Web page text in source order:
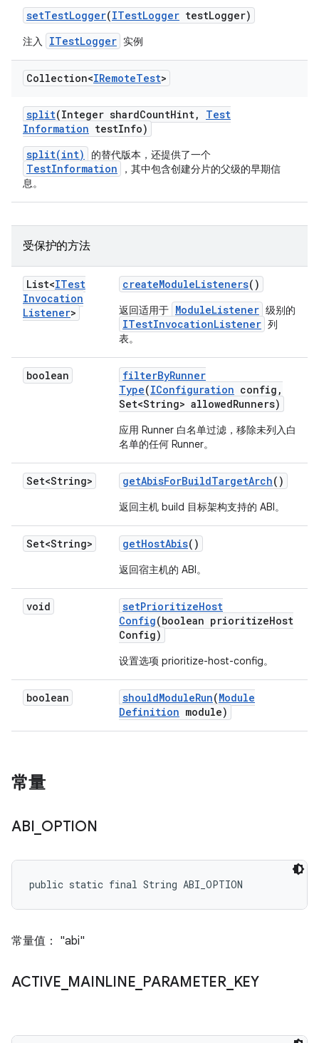
setTestLogger(ITestLogger testLogger)
注入 ITestLogger 实例
Collection<IRemoteTest>
split(Integer shardCountHint,
Test
Information testInfo)
split(int)
的替代版本，还提供了一个
TestInformation
，其中包含创建分片的父级的早期信
息。
受保护的方法
List<ITest
Invocation
Listener>
createModuleListeners()
返回适用于 ModuleListener 级别的
ITestInvocationListener 列
表。
boolean filterByRunner
Type(IConfiguration config ,
Set<String> allowedRunners)
应用 Runner 白名单过滤，移除未列入白
名单的任何 Runner。
Set<String> getAbisForBuildTargetArch()
返回主机 build 目标架构支持的 ABI。
Set<String> getHostAbis()
返回宿主机的 ABI。
void setPrioritizeHost
Config(boolean prioritizeHost
Config)
设置选项 prioritize-host-config。
boolean shouldModuleRun(Module
Definition module)
常量
ABI OPTION
public static final String ABI_OPTION
常量值： "abi"
ACTIVE MAINLINE PARAMETER_ KEY